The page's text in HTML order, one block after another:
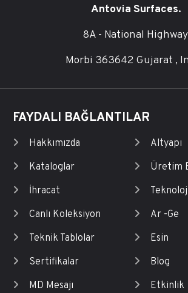
Antovia Surfaces.
8A - National
Morbi 363642 Gujarat ,
FAYDALI BAĞLANTILAR
Hakkımızda
Kataloglar
İhracat
Canlı Koleksiyon
Teknik Tablolar
Sertifikalar
MD Mesajı
Altyapı
Üretim
Ar -Ge
Esin
Blog
Etkinlik